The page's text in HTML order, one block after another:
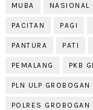
MUBA NASIONAL
PACITAN PAGI
PANTURA PATI
PEMALANG PKB
PLN ULP GROBOGAN
POLRES GROBOGAN